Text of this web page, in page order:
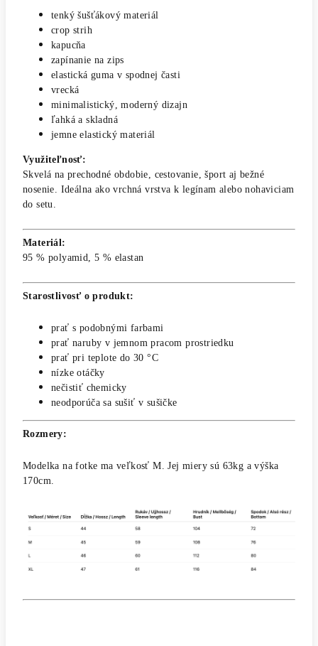
tenký šušťákový materiál
crop strih
kapucňa
zapínanie na zips
elastická guma v spodnej časti
vrecká
minimalistický, moderný dizajn
ľahká a skladná
jemne elastický materiál
Využiteľnosť:
Skvelá na prechodné obdobie, cestovanie, šport aj bežné
nosenie. Ideálna ako vrchná vrstva k legínam alebo nohaviciam
do setu.
Materiál:
95 % polyamid, 5 % elastan
Starostlivosť o produkt:
prať s podobnými farbami
prať naruby v jemnom pracom prostriedku
prať pri teplote do 30 °C
nízke otáčky
nečistiť chemicky
neodporúča sa sušiť v sušičke
Rozmery:
Modelka na fotke ma veľkosť M. Jej miery sú 63kg a výška
170cm.